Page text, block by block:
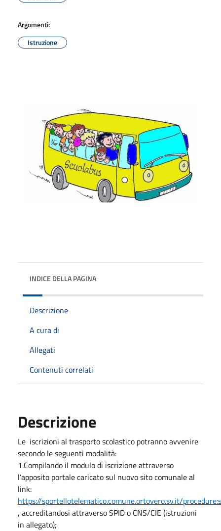
Argomenti:
Istruzione
INDICE DELLA PAGINA
Descrizione
A cura di
Allegati
Contenuti correlati
Descrizione
Le iscrizioni al trasporto scolastico potranno avvenire
secondo le seguenti modalità:
1.Compilando il modulo di iscrizione attraverso
l’apposito portale caricato sul nuovo sito comunale al
link:
https://sportellotelematico.comune.ortovero.sv.it/
, accreditandosi attraverso SPID o CNS/CIE (istruzioni
in allegato);